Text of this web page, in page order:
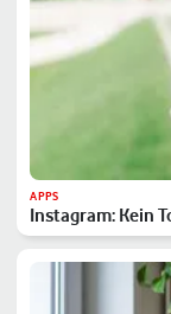
APPS
Instagram: Kein